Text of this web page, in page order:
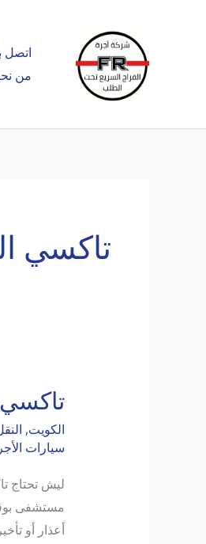
اتصل
من
تاكسي
تاكسي
الكويت,
سيارات
أعذار أو
تاكسي